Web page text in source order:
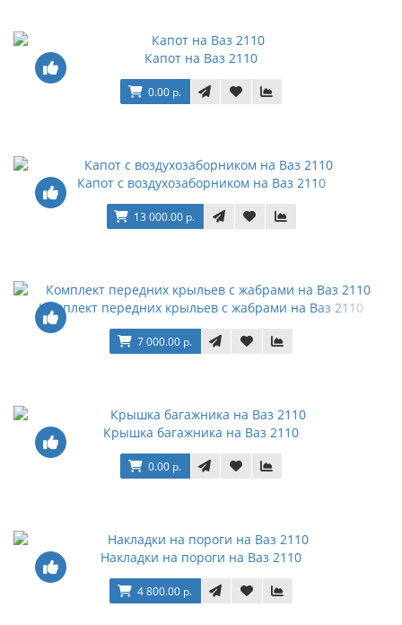
Капот на Ваз 2110
0.00 р.
Капот с воздухозаборником на Ваз 2110
13 000.00 р.
Комплект передних крыльев с жабрами на Ваз 2110
7 000.00 р.
Крышка багажника на Ваз 2110
0.00 р.
Накладки на пороги на Ваз 2110
4 800.00 р.